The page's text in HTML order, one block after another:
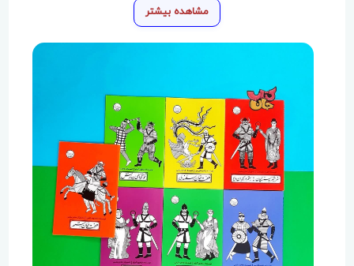
مشاهده بیشتر